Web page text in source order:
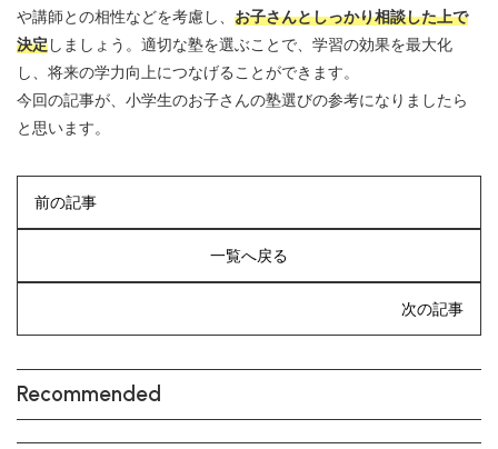
や講師との相性などを考慮し、 お子さんとしっかり相談した上で
決定しましょう。適切な塾を選ぶことで、学習の効果を最大化
し、将来の学力向上につなげることができます。
今回の記事が、小学生のお子さんの塾選びの参考になりましたら
と思います。
前の記事
一覧へ戻る
次の記事
Recommended